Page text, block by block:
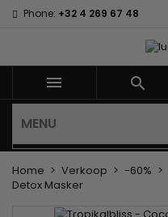
Phone: +32 4 269 67 48
 
MENU
Home Verkoop -60%
Detox Masker